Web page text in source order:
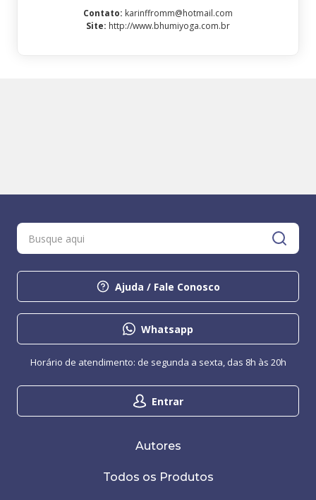
Contato: karinffromm@hotmail.com
Site: http://www.bhumiyoga.com.br
Ajuda / Fale Conosco
Whatsapp
Entrar
Horário de atendimento: de segunda a sexta, das 8h às 20h
Autores
Todos os Produtos